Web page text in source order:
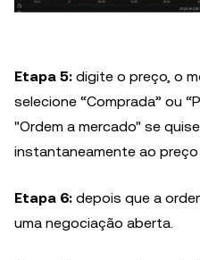
Etapa 5: digite o preço, o
selecione “Comprada” ou
"Ordem a mercado" se
instantaneamente ao
Etapa 6: depois que a
uma negociação aberta.